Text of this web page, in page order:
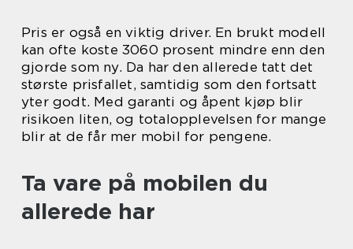
Pris er også en viktig driver. En brukt modell
kan ofte koste 3060 prosent mindre enn den
gjorde som ny. Da har den allerede tatt det
største prisfallet, samtidig som den fortsatt
yter godt. Med garanti og åpent kjøp blir
risikoen liten, og totalopplevelsen for mange
blir at de får mer mobil for pengene.
Ta vare på mobilen du
allerede har